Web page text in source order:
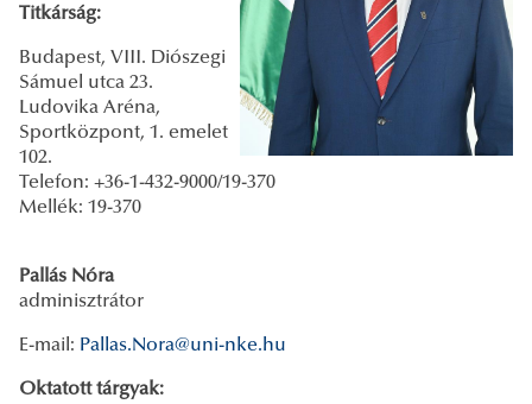
Titkárság:
Budapest, VIII. Diószegi
Sámuel utca 23.
Ludovika Aréna,
Sportközpont, 1. emelet
102.
Telefon: +36-1-432-9000/19-370
Mellék: 19-370
Pallás Nóra
adminisztrátor
E-mail: Pallas.Nora@uni-nke.hu
Oktatott tárgyak: